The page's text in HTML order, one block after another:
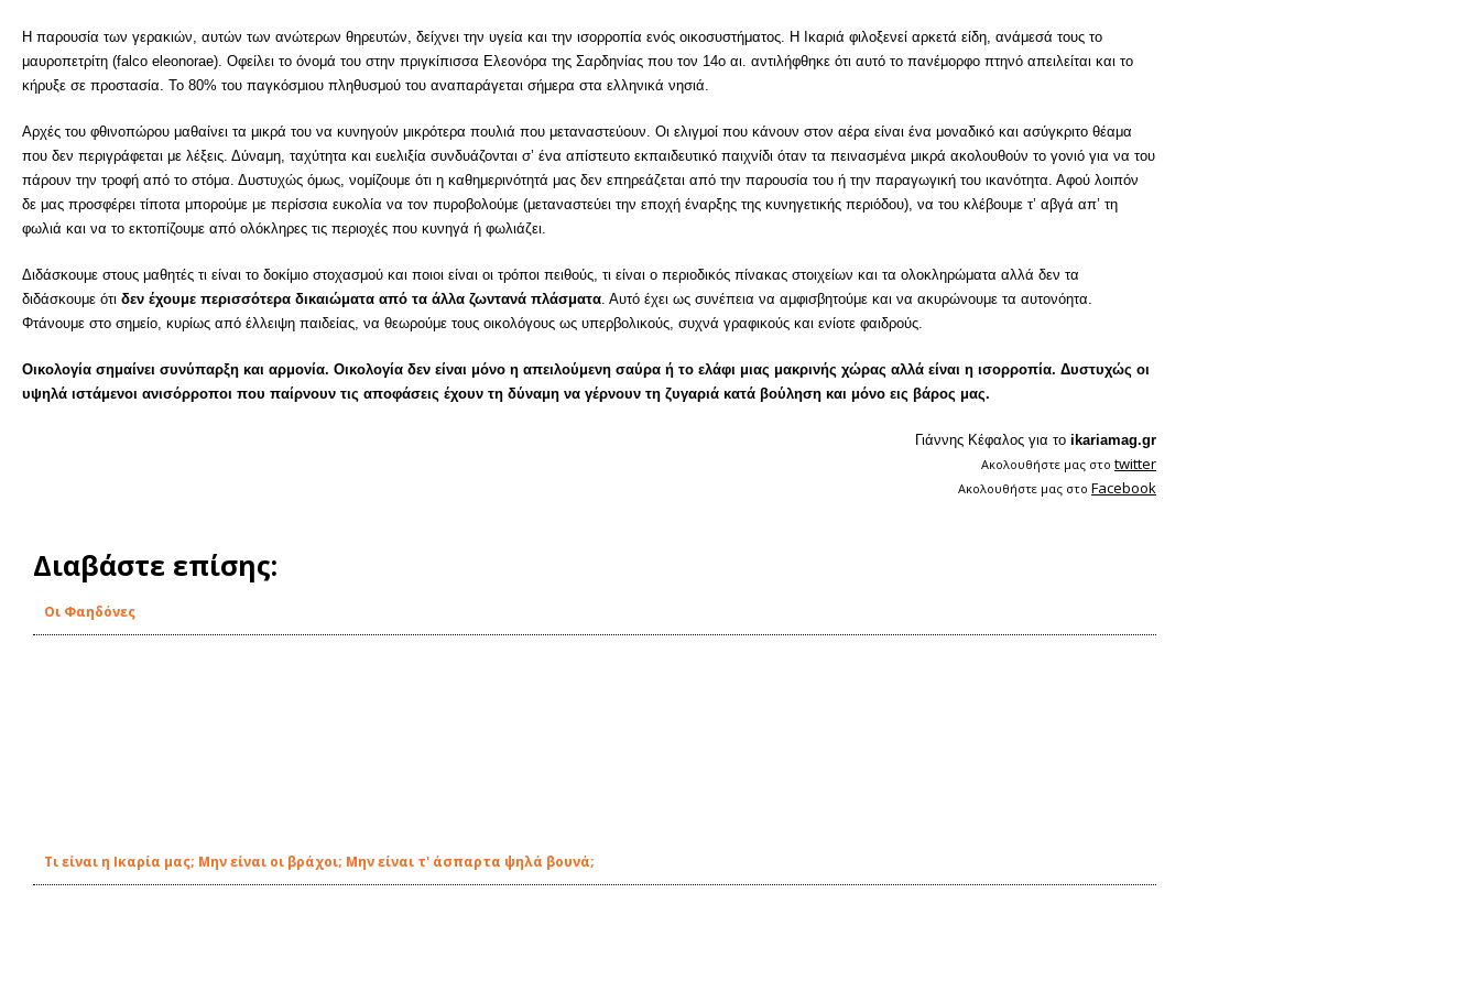
Η παρουσία των γερακιών, αυτών των ανώτερων θηρευτών, δείχνει την υγεία και την ισορροπία ενός οικοσυστήματος. Η Ικαριά φιλοξενεί αρκετά είδη, ανάμεσά τους το
μαυροπετρίτη (falco eleonorae). Οφείλει το όνομά του στην πριγκίπισσα Ελεονόρα της Σαρδηνίας που τον 14ο αι. αντιλήφθηκε ότι αυτό το πανέμορφο πτηνό απειλείται και το
κήρυξε σε προστασία. Το 80% του παγκόσμιου πληθυσμού του αναπαράγεται σήμερα στα ελληνικά νησιά.
Αρχές του φθινοπώρου μαθαίνει τα μικρά του να κυνηγούν μικρότερα πουλιά που μεταναστεύουν. Οι ελιγμοί που κάνουν στον αέρα είναι ένα μοναδικό και ασύγκριτο θέαμα
που δεν περιγράφεται με λέξεις. Δύναμη, ταχύτητα και ευελιξία συνδυάζονται σ’ ένα απίστευτο εκπαιδευτικό παιχνίδι όταν τα πεινασμένα μικρά ακολουθούν το γονιό για να του
πάρουν την τροφή από το στόμα. Δυστυχώς όμως, νομίζουμε ότι η καθημερινότητά μας δεν επηρεάζεται από την παρουσία του ή την παραγωγική του ικανότητα. Αφού λοιπόν
δε μας προσφέρει τίποτα μπορούμε με περίσσια ευκολία να τον πυροβολούμε (μεταναστεύει την εποχή έναρξης της κυνηγετικής περιόδου), να του κλέβουμε τ’ αβγά απ’ τη
φωλιά και να το εκτοπίζουμε από ολόκληρες τις περιοχές που κυνηγά ή φωλιάζει.
Διδάσκουμε στους μαθητές τι είναι το δοκίμιο στοχασμού και ποιοι είναι οι τρόποι πειθούς, τι είναι ο περιοδικός πίνακας στοιχείων και τα ολοκληρώματα αλλά δεν τα
διδάσκουμε ότι δεν έχουμε περισσότερα δικαιώματα από τα άλλα ζωντανά πλάσματα. Αυτό έχει ως συνέπεια να αμφισβητούμε και να ακυρώνουμε τα αυτονόητα.
Φτάνουμε στο σημείο, κυρίως από έλλειψη παιδείας, να θεωρούμε τους οικολόγους ως υπερβολικούς, συχνά γραφικούς και ενίοτε φαιδρούς.
Οικολογία σημαίνει συνύπαρξη και αρμονία. Οικολογία δεν είναι μόνο η απειλούμενη σαύρα ή το ελάφι μιας μακρινής χώρας αλλά είναι η ισορροπία. Δυστυχώς οι
υψηλά ιστάμενοι ανισόρροποι που παίρνουν τις αποφάσεις έχουν τη δύναμη να γέρνουν τη ζυγαριά κατά βούληση και μόνο εις βάρος μας.
Γιάννης Κέφαλος για τo ikariamag.gr
Ακολουθήστε μας στο twitter
Ακολουθήστε μας στο Facebook
Διαβάστε επίσης:
Οι Φαηδόνες
Τι είναι η Ικαρία μας; Μην είναι οι βράχοι; Μην είναι τ' άσπαρτα ψηλά βουνά;